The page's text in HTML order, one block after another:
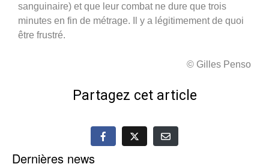
sanguinaire) et que leur combat ne dure que trois
minutes en fin de métrage. Il y a légitimement de quoi
être frustré.
© Gilles Penso
Partagez cet article
Dernières news